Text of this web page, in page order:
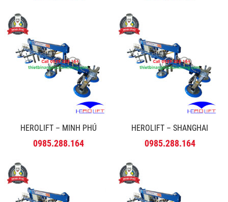
HEROLIFT – MINH PHÚ
0985.288.164
HEROLIFT – SHANGHAI
0985.288.164